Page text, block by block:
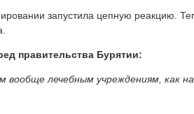
запустила цепную реакцию.
правительства Бурятии:
вообще лечебным учреждениям, как